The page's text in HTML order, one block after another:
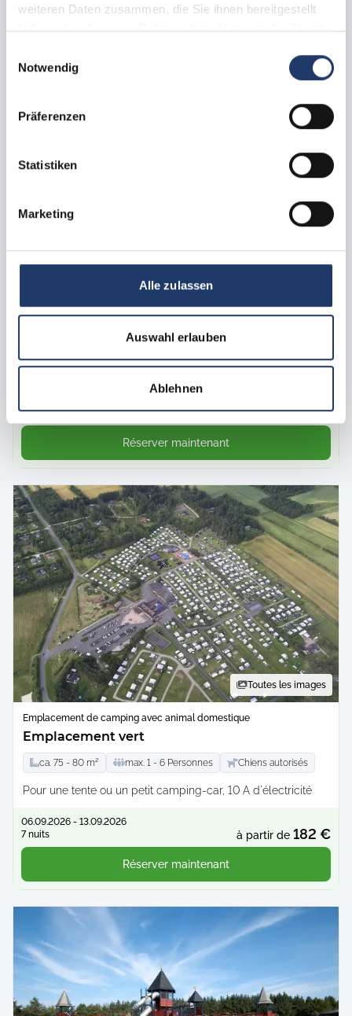
weiteren Daten zusammen, die Sie ihnen bereitgestellt
haben oder die sie im Rahmen Ihrer Nutzung der Dienste
Notwendig
Präferenzen
Statistiken
Marketing
Alle zulassen
Auswahl erlauben
Ablehnen
Toutes les images
Emplacement pour camping-car
Aire de camping-car
sans et avec électricité de 10 à 16 ampères
par câble
7 nuits
à partir de 182 €
Réserver maintenant
Toutes les images
Emplacement de camping avec animal domestique
Emplacement vert
ca. 75 - 80 m² max. 1 - 6 Personnes Chiens autorisés
Pour une tente ou un petit camping-car, 10 A d'électricité
06.09.2026 - 13.09.2026
7 nuits
à partir de 182 €
Réserver maintenant